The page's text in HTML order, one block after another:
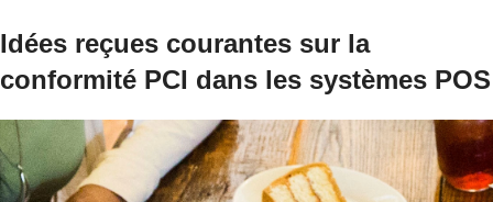
Idées reçues courantes sur la
conformité PCI dans les systèmes POS